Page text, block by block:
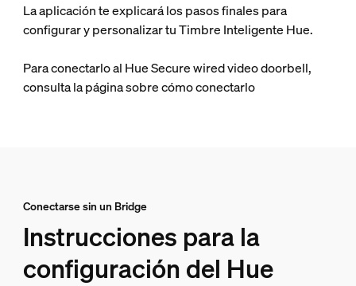
La aplicación te explicará los pasos finales para
configurar y personalizar tu Timbre Inteligente Hue.
Para conectarlo al Hue Secure wired video doorbell,
consulta la página sobre cómo conectarlo
Conectarse sin un Bridge
Instrucciones para la
configuración del Hue